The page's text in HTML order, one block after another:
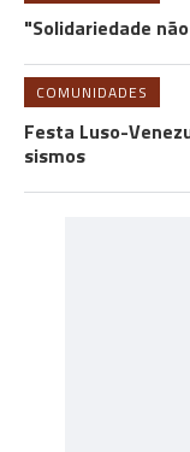
"Solidariedade
COMUNIDADES
Festa Luso-
sismos